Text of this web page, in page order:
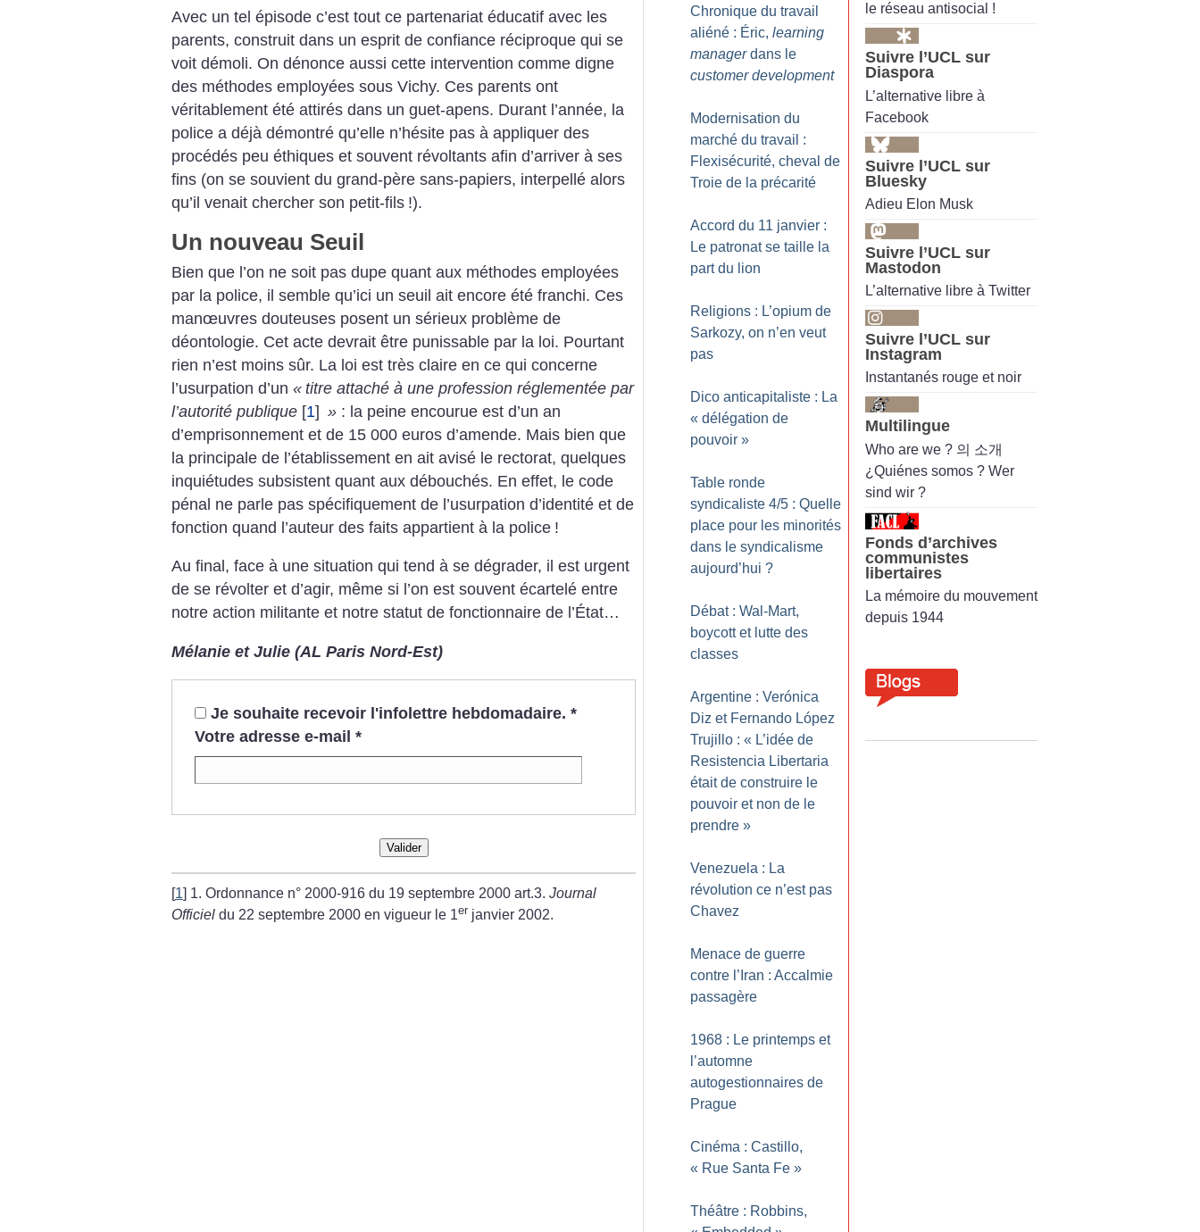
Avec un tel épisode c’est tout ce partenariat éducatif avec les
parents, construit dans un esprit de confiance réciproque qui se
voit démoli. On dénonce aussi cette intervention comme digne
des méthodes employées sous Vichy. Ces parents ont
véritablement été attirés dans un guet-apens. Durant l’année, la
police a déjà démontré qu’elle n’hésite pas à appliquer des
procédés peu éthiques et souvent révoltants afin d’arriver à ses
fins (on se souvient du grand-père sans-papiers, interpellé alors
qu’il venait chercher son petit-fils !).
Un nouveau Seuil
Bien que l’on ne soit pas dupe quant aux méthodes employées
par la police, il semble qu’ici un seuil ait encore été franchi. Ces
manœuvres douteuses posent un sérieux problème de
déontologie. Cet acte devrait être punissable par la loi. Pourtant
rien n’est moins sûr. La loi est très claire en ce qui concerne
l’usurpation d’un « titre attaché à une profession réglementée par
l’autorité publique [1] » : la peine encourue est d’un an
d’emprisonnement et de 15 000 euros d’amende. Mais bien que
la principale de l’établissement en ait avisé le rectorat, quelques
inquiétudes subsistent quant aux débouchés. En effet, le code
pénal ne parle pas spécifiquement de l’usurpation d’identité et de
fonction quand l’auteur des faits appartient à la police !
Au final, face à une situation qui tend à se dégrader, il est urgent
de se révolter et d’agir, même si l’on est souvent écartelé entre
notre action militante et notre statut de fonctionnaire de l’État…
Mélanie et Julie (AL Paris Nord-Est)
Je souhaite recevoir l'infolettre hebdomadaire. *
Votre adresse e-mail *
Valider
1 1. Ordonnance n° 2000-916 du 19 septembre 2000 art.3. Journal
Officiel du 22 septembre 2000 en vigueur le 1er janvier 2002.
Chronique du travail
aliéné : Éric, learning
managerdans le
customer development
Modernisation du
marché du travail :
Flexisécurité, cheval de
Troie de la précarité
Accord du 11 janvier :
Le patronat se taille la
part du lion
Religions : L’opium de
Sarkozy, on n’en veut
pas
Dico anticapitaliste : La
« délégation de
pouvoir »
Table ronde
syndicaliste 4/5 : Quelle
place pour les minorités
dans le syndicalisme
aujourd’hui ?
Débat : Wal-Mart,
boycott et lutte des
classes
Argentine : Verónica
Diz et Fernando López
Trujillo : « L’idée de
Resistencia Libertaria
était de construire le
pouvoir et non de le
prendre »
Venezuela : La
révolution ce n’est pas
Chavez
Menace de guerre
contre l’Iran : Accalmie
passagère
1968 : Le printemps et
l’automne
autogestionnaires de
Prague
Cinéma : Castillo,
« Rue Santa Fe »
Théâtre : Robbins,
le réseau antisocial !
Suivre l’UCL sur
Diaspora
L’alternative libre à
Facebook
Suivre l’UCL sur
Bluesky
Adieu Elon Musk
Suivre l’UCL sur
Mastodon
L’alternative libre à Twitter
Suivre l’UCL sur
Instagram
Instantanés rouge et noir
Multilingue
Who are we ? 의 소개
¿Quiénes somos ? Wer
sind wir ?
Fonds d’archives
communistes
libertaires
La mémoire du mouvement
depuis 1944